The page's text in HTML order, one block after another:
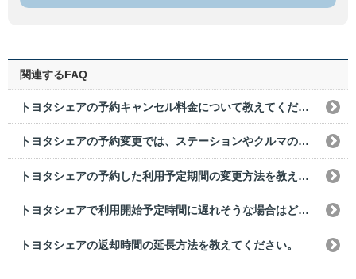
関連するFAQ
トヨタシェアの予約キャンセル料金について教えてください。
トヨタシェアの予約変更では、ステーションやクルマの変更はできますか？
トヨタシェアの予約した利用予定期間の変更方法を教えてください。
トヨタシェアで利用開始予定時間に遅れそうな場合はどうすればよいですか？
トヨタシェアの返却時間の延長方法を教えてください。